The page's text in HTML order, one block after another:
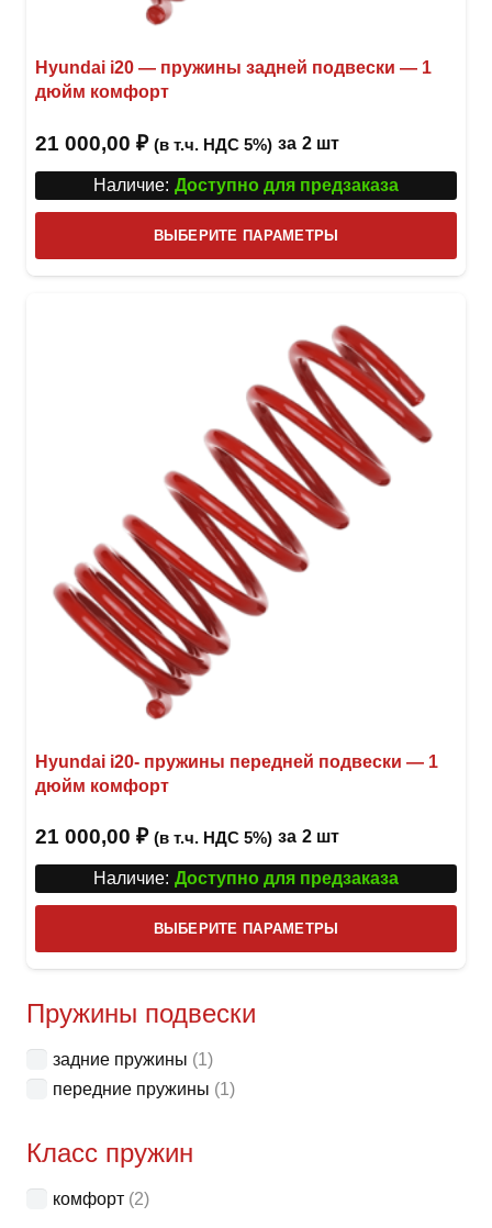
Hyundai i20 — пружины задней подвески — 1
дюйм комфорт
21 000,00 ₽ (в т.ч. НДС 5%) за 2 шт
Наличие: Доступно для предзаказа
ВЫБЕРИТЕ ПАРАМЕТРЫ
товар
Hyundai i20- пружины передней подвески — 1
дюйм комфорт
21 000,00 ₽ (в т.ч. НДС 5%) за 2 шт
Наличие: Доступно для предзаказа
ВЫБЕРИТЕ ПАРАМЕТРЫ
товар
Пружины подвески
задние пружины (1)
передние пружины (1)
Класс пружин
комфорт (2)